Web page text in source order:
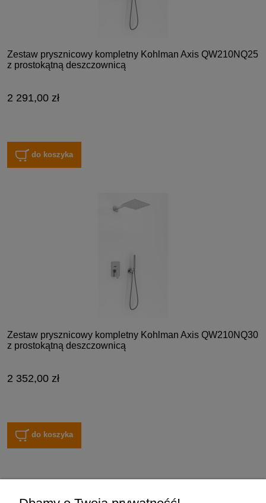
Zestaw prysznicowy kompletny Kohlman Axis QW210NQ25
z prostokątną deszczownicą
2 291,00 zł
do koszyka
Zestaw prysznicowy kompletny Kohlman Axis QW210NQ30
z prostokątną deszczownicą
2 352,00 zł
do koszyka